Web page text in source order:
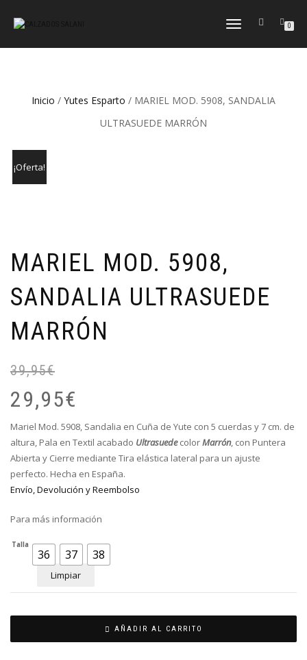
CAMBIAR
0
Inicio / Yutes Esparto / MARIEL MOD. 5908, SANDALIA
ULTRASUEDE MARRÓN
¡Oferta!
MARIEL MOD. 5908,
SANDALIA ULTRASUEDE
MARRÓN
39,95€
29,95€
Mariel Mod. 5908, Sandalia en Cuña de Yute con 5 cuerdas y 7 cm. de
altura, Pala en Textil acabado UltrasuedecolorMarrón, con Puntera
Abierta y Cierre mediante Tira elástica lateral para un ajuste
perfecto. Hecha en España.
Envío, Devolución y Reembolso
Para más información
Talla
36 37 38
Limpiar
AÑADIR AL CARRITO